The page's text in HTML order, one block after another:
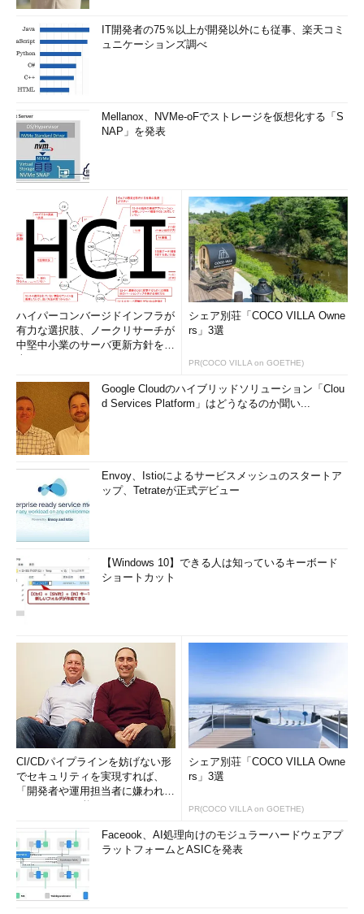
IT開発者の75％以上が開発以外にも従事、楽天コミ
ュニケーションズ調べ
Mellanox、NVMe-oFでストレージを仮想化する「S
NAP」を発表
ハイパーコンバージドインフラが
有力な選択肢、ノークリサーチが
中堅中小業のサーバ更新方針を調
シェア別荘「COCO VILLA Owne
rs」3選
PR(COCO VILLA on GOETHE)
Google Cloudのハイブリッドソリューション「Clou
d Services Platform」はどうなるのか聞い...
Envoy、Istioによるサービスメッシュのスタートア
ップ、Tetrateが正式デビュー
【Windows 10】できる人は知っているキーボード
ショートカット
CI/CDパイプラインを妨げない形
でセキュリティを実現すれば、
「開発者や運用担当者に嫌われな
シェア別荘「COCO VILLA Owne
rs」3選
PR(COCO VILLA on GOETHE)
Faceook、AI処理向けのモジュラーハードウェアプ
ラットフォームとASICを発表